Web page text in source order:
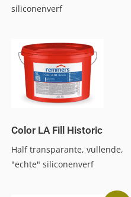
siliconenverf
Color LA Fill Historic
Half transparante, vullende,
"echte" siliconenverf